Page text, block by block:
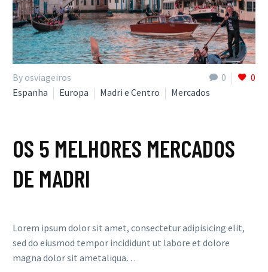
0 0
By osviageiros
Espanha
Europa Madri e Centro Mercados
OS 5 MELHORES MERCADOS
DE MADRI
Lorem ipsum dolor sit amet, consectetur adipisicing elit,
sed do eiusmod tempor incididunt ut labore et dolore
magna dolor sit ametaliqua…